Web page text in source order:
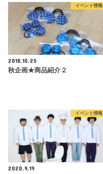
イベント情報
2018.10.25
秋企画★商品紹介２
イベント情報
2020.9.19